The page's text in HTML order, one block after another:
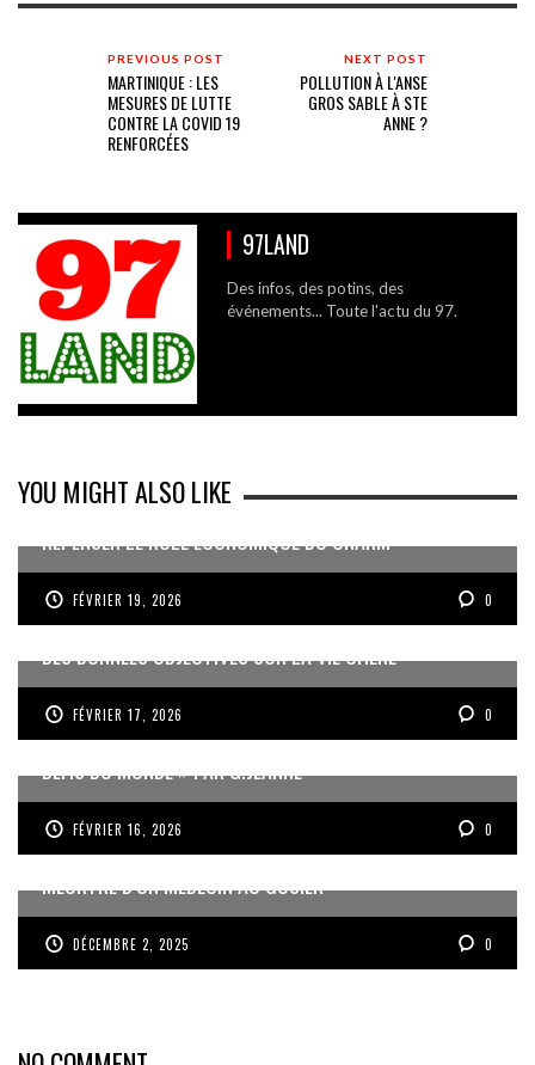
PREVIOUS POST
MARTINIQUE : LES
MESURES DE LUTTE
CONTRE LA COVID 19
RENFORCÉES
NEXT POST
POLLUTION À L'ANSE
GROS SABLE À STE
ANNE ?
97LAND
Des infos, des potins, des
événements... Toute l'actu du 97.
YOU MIGHT ALSO LIKE
REPENSER LE RÔLE ÉCONOMIQUE DU CNARM
FÉVRIER 19, 2026 0
DES DONNÉES OBJECTIVES SUR LA VIE CHÈRE
FÉVRIER 17, 2026 0
« UN GOSIER FIER, FORT ET RESPONSABLE FACE AUX
DÉFIS DU MONDE » PAR G.JEANNE
FÉVRIER 16, 2026 0
MEURTRE D’UN MÉDECIN AU GOSIER
DÉCEMBRE 2, 2025 0